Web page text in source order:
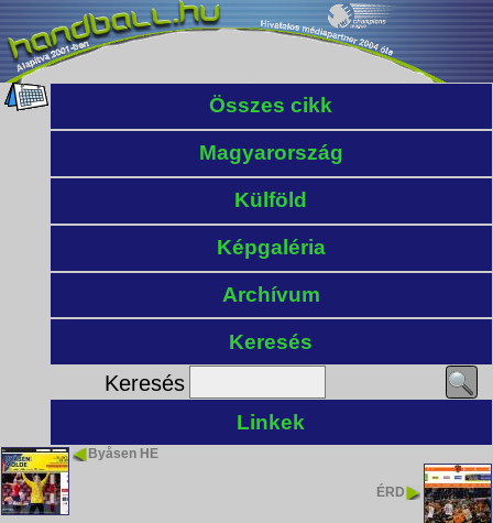
Összes cikk
Magyarország
Külföld
Képgaléria
Archívum
Keresés
Keresés
Linkek
Byåsen HE
ÉRD